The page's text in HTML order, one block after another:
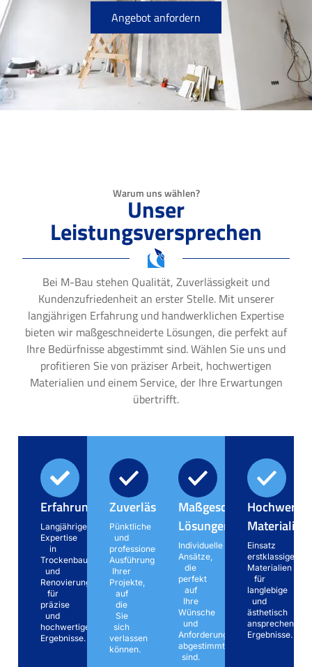
Angebot anfordern
Warum uns wählen?
Unser
Leistungsversprechen
Bei M-Bau stehen Qualität, Zuverlässigkeit und
Kundenzufriedenheit an erster Stelle. Mit unserer
langjährigen Erfahrung und handwerklichen Expertise
bieten wir maßgeschneiderte Lösungen, die perfekt auf
Ihre Bedürfnisse abgestimmt sind. Wählen Sie uns und
profitieren Sie von präziser Arbeit, hochwertigen
Materialien und einem Service, der Ihre Erwartungen
übertrifft.
Erfahrung
Langjährige
Expertise
in
Trockenbau
und
Renovierung
für
präzise
und
hochwertige
Ergebnisse.
Zuverlässigkeit
Pünktliche
und
professionelle
Ausführung
Ihrer
Projekte,
auf
die
Sie
sich
verlassen
können.
Maßgeschneiderte
Lösungen
Individuelle
Ansätze,
die
perfekt
auf
Ihre
Wünsche
und
Anforderungen
abgestimmt
sind.
Materialien
Einsatz
erstklassiger
Materialien
für
langlebige
und
ästhetisch
ansprechende
Ergebnisse.